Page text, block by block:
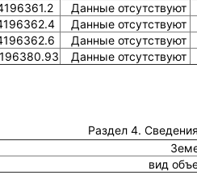
Данные отсутствуют
Данные отсутствуют
Данные отсутствуют
Данные отсутствуют
Раздел 4.
вид